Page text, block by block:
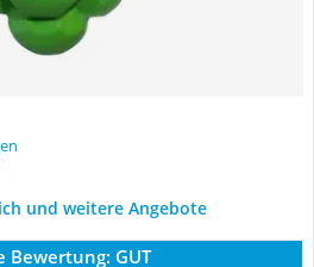
und weitere Angebote
Bewertung: GUT